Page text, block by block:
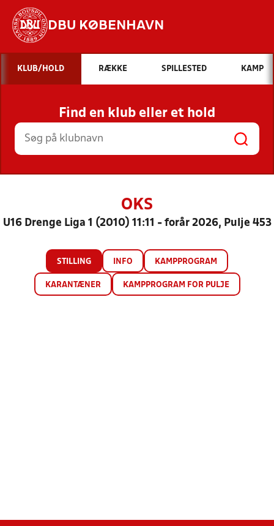
DBU KØBENHAVN
Hvad vil du søge efter?
INDHOLD OG NYHEDER
STILLINGER, RESULTATER, KLUBBER OG
HOLD
KLUB/HOLD RÆKKE SPILLESTED KAMP
Find en klub eller et hold
OKS
U16 Drenge Liga 1 (2010) 11:11 - forår 2026, Pulje 453
STILLING INFO KAMPPROGRAM
KARANTÆNER KAMPPROGRAM FOR PULJE